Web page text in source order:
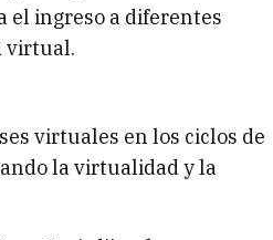
el ingreso a diferentes
virtual.
virtuales en los ciclos de
la virtualidad y la